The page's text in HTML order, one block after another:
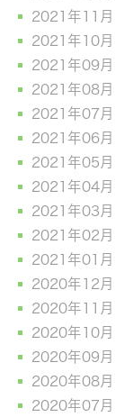
2021年11月
2021年10月
2021年09月
2021年08月
2021年07月
2021年06月
2021年05月
2021年04月
2021年03月
2021年02月
2021年01月
2020年12月
2020年11月
2020年10月
2020年09月
2020年08月
2020年07月